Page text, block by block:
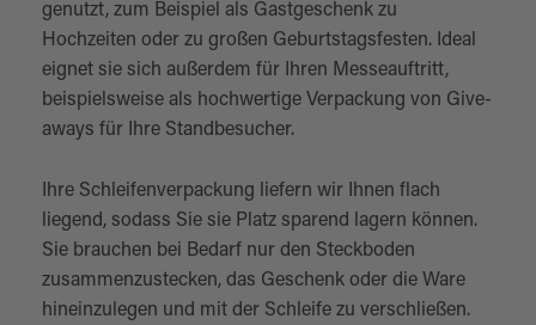
genutzt, zum Beispiel als Gastgeschenk zu
Hochzeiten oder zu großen Geburtstagsfesten. Ideal
eignet sie sich außerdem für Ihren Messeauftritt,
beispielsweise als hochwertige Verpackung von Give-
aways für Ihre Standbesucher.
Ihre Schleifenverpackung liefern wir Ihnen flach
liegend, sodass Sie sie Platz sparend lagern können.
Sie brauchen bei Bedarf nur den Steckboden
zusammenzustecken, das Geschenk oder die Ware
hineinzulegen und mit der Schleife zu verschließen.